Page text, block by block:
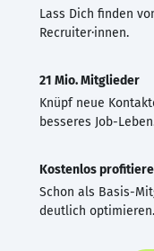
Lass Dich finden
Recruiter·innen.
21 Mio. Mitglieder
Knüpf neue
besseres Job-
Kostenlos
Schon als Basis-
deutlich optimieren.